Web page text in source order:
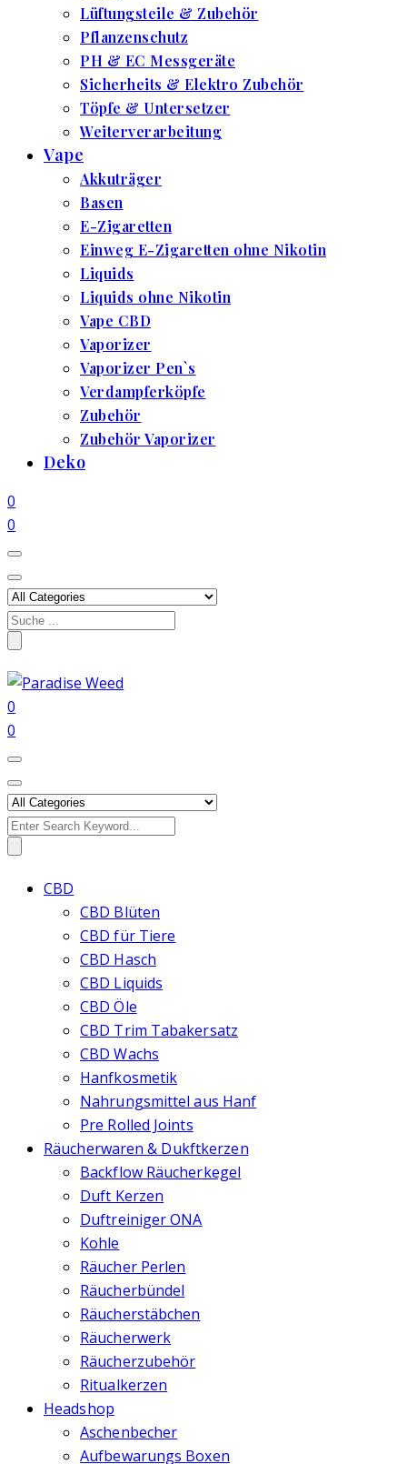
Lüftungsteile & Zubehör
Pflanzenschutz
PH & EC Messgeräte
Sicherheits & Elektro Zubehör
Töpfe & Untersetzer
Weiterverarbeitung
Vape
Akkuträger
Basen
E-Zigaretten
Einweg E-Zigaretten ohne Nikotin
Liquids
Liquids ohne Nikotin
Vape CBD
Vaporizer
Vaporizer Pen`s
Verdampferköpfe
Zubehör
Zubehör Vaporizer
Deko
0
0
Search
0
0
Search
CBD
CBD Blüten
CBD für Tiere
CBD Hasch
CBD Liquids
CBD Öle
CBD Trim Tabakersatz
CBD Wachs
Hanfkosmetik
Nahrungsmittel aus Hanf
Pre Rolled Joints
Räucherwaren & Dukftkerzen
Backflow Räucherkegel
Duft Kerzen
Duftreiniger ONA
Kohle
Räucher Perlen
Räucherbündel
Räucherstäbchen
Räucherwerk
Räucherzubehör
Ritualkerzen
Headshop
Aschenbecher
Aufbewarungs Boxen